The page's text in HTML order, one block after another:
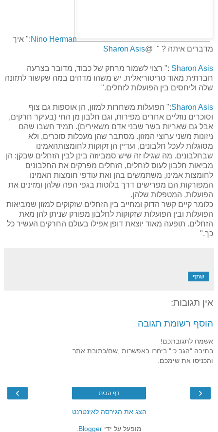
Nino Herman:" איך
מדברים איתה ? " @Sharon Asis
Sharon Asis :" רצוי לשמור מרחק של כבוד, מדובר בצרעה
חברתית מאוד טריטוריאלית. יש משהו מדהים במה שקשור לתזונה
שלה וליחסים בין הפועלות לזחלים."
Sharon Asis:" הפועלות משחרות למזון, הן אוספות גם צוף
וסוכרים נוזליים אחרים מפירות, וגם חלבון מן החי (בעיקר חרקים,
אבל גם שאריות בשר שבני אדם משאירים). תמיד חשבו שהם
ניזונות משני ערוצי המזון. מסתבר שהן מעכלות סוכרים, ולא
מסוגלות לעכל חלבונים, ועדיין הן זקוקות לחומצותהאמינו
שבחלבונים. מה שגילו זה שיש סמביוזה בינן לבין הזחלים שבקן: הן
מביאות חלבון לעוס לזחלים, הזחלים מפרקים את החלבונים
לחומצות אמינו, משתמשים בהן ואת עודפי חומצות האמינו
המפורקות הם מפרישים דרך בלוטות בגפי הפה שלהן ומזינים את
הפועלות, המטפלות שלהן.
כלומר קיים קשר הדוק ומחייב בין הזחלים שזקוקים למזון שמביאות
הפועלות ובין הפועלות שזקוקות לחלבון מפורק שניתן להן מאת
הזחלים. תופעה מאוד יוצאת דופן אפילו בעולם החרקים העשיר כל
כך."
שתף
אין תגובות:
הוסף רשומת תגובה
אשמח לתגובתכם!
בתיבה "הגב כ:" ביחרו באפשרות ,שם/כתובת אתר
והכניסו את שימכם.
‹
› דף הבית
הצג את הגירסה לאינטרנט
מופעל על ידי Blogger